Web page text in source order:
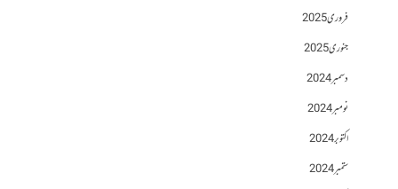
فروری 2025
جنوری 2025
دسمبر 2024
نومبر 2024
اکتوبر 2024
ستمبر 2024